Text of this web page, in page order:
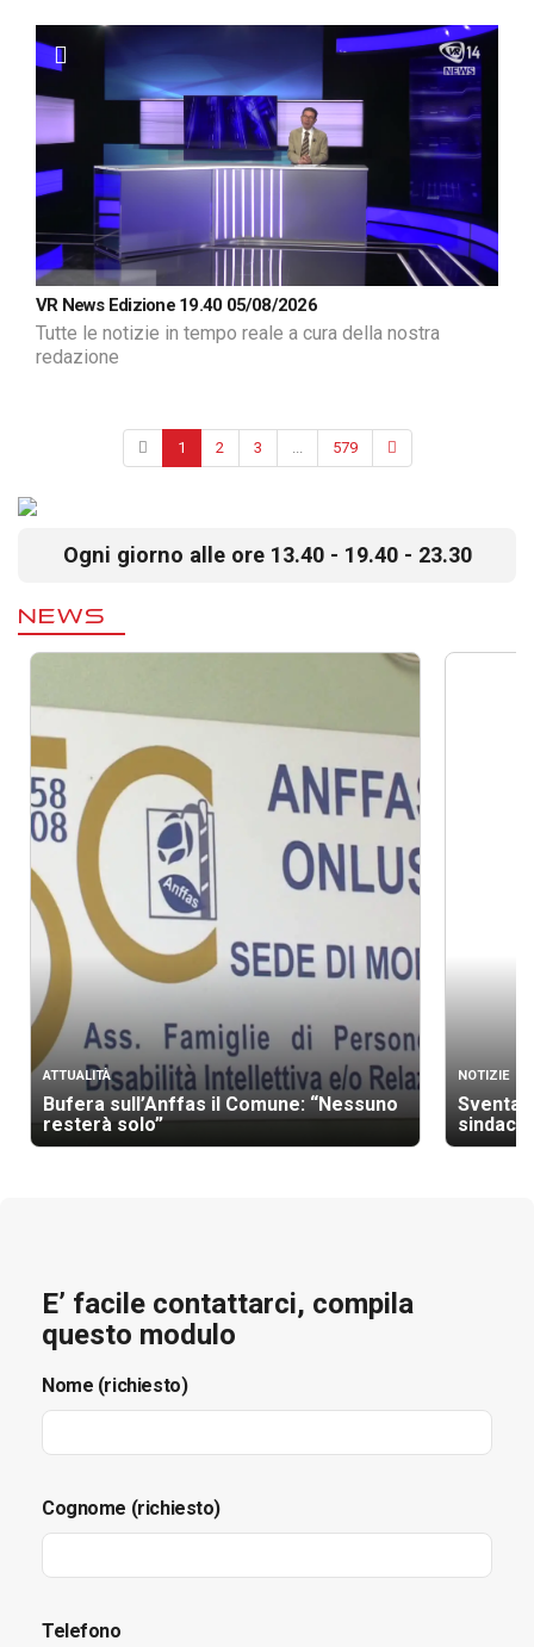
VR News Edizione 19.40 05/08/2026
Tutte le notizie in tempo reale a cura della nostra
redazione
1 2 3 579
Ogni giorno alle ore 13.40 - 19.40 - 23.30
NEWS
ATTUALITÀ
Bufera sull’Anffas il Comune: “Nessuno
resterà solo”
NOTIZIE
E’ facile contattarci, compila
questo modulo
Nome (richiesto)
Cognome (richiesto)
Telefono